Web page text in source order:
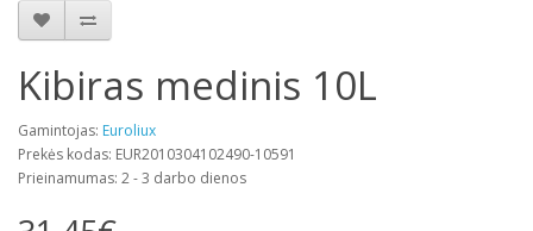
Kibiras medinis 10L
Gamintojas: Euroliux
Prekės kodas: EUR2010304102490-10591
Prieinamumas: 2 - 3 darbo dienos